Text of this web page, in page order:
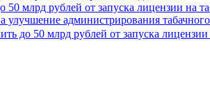
млрд рублей от запуска лицензии на
улучшение администрирования